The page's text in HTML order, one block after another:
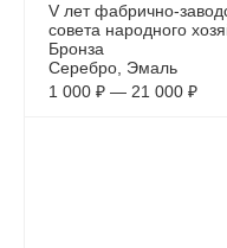
V лет фабрично-
совета народного
Бронза
Серебро, Эмаль
1 000 ₽ — 21 000 ₽